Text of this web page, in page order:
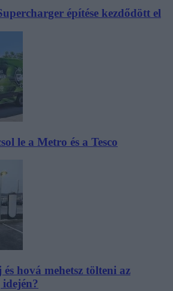
építése kezdődött el
le a Metro és a Tesco
hová mehetsz tölteni az
idején?